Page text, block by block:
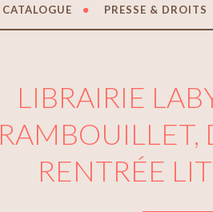
CATALOGUE PRESSE & DROITS
LIBRAIRIE
RAMBOUILLET,
RENTRÉE